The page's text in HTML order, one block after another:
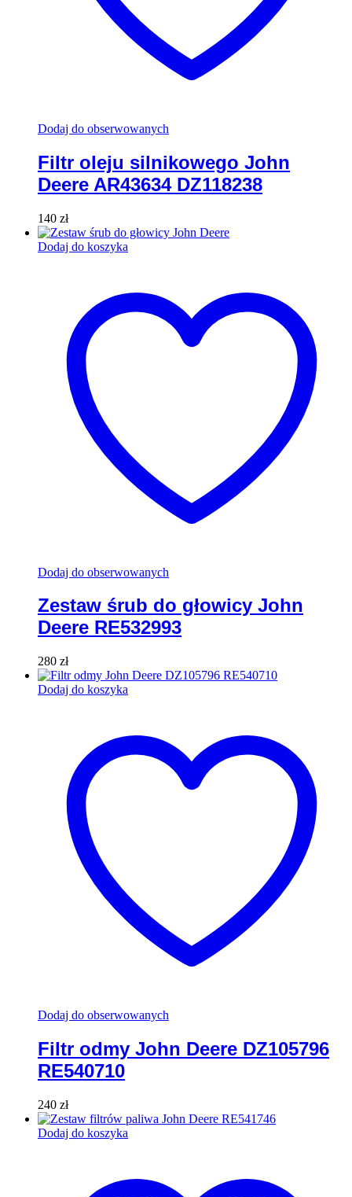
Dodaj do obserwowanych
Filtr oleju silnikowego John
Deere AR43634 DZ118238
140 zł
Dodaj do koszyka
Dodaj do obserwowanych
Zestaw śrub do głowicy John
Deere RE532993
280 zł
Dodaj do koszyka
Dodaj do obserwowanych
Filtr odmy John Deere DZ105796
RE540710
240 zł
Dodaj do koszyka